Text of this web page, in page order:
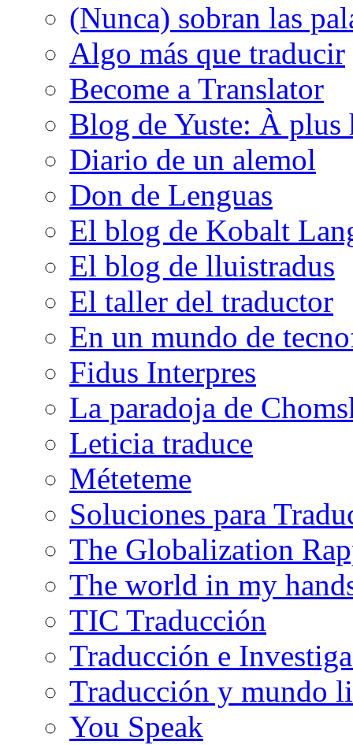
(Nunca) sobran las
Algo más que traducir
Become a Translator
Blog de Yuste: À plus
Diario de un alemol
Don de Lenguas
El blog de Kobalt
El blog de lluistradus
El taller del traductor
En un mundo de
Fidus Interpres
La paradoja de
Leticia traduce
Méteteme
Soluciones para
The Globalization
The world in my
TIC Traducción
Traducción e
Traducción y mundo
You Speak